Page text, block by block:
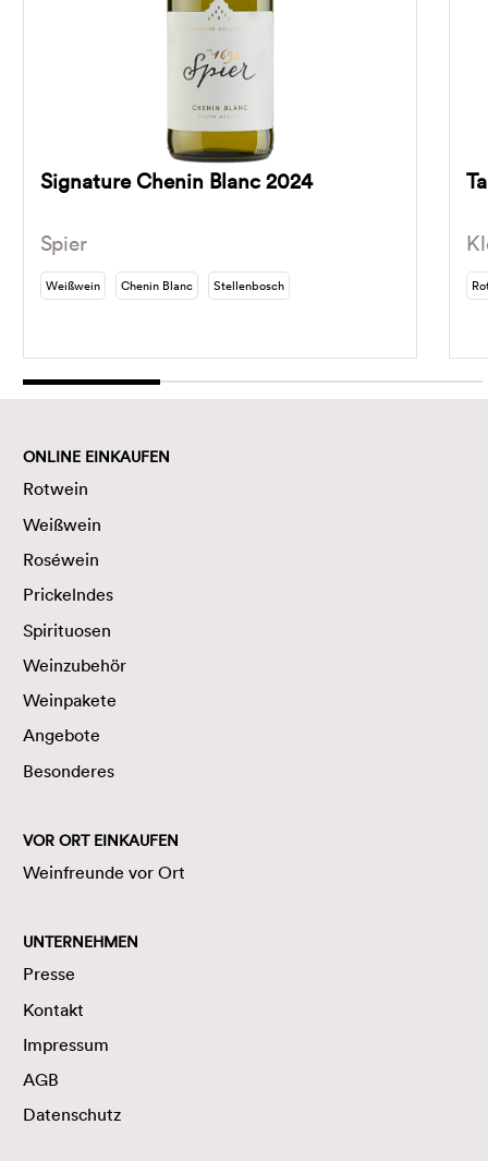
Signature Chenin Blanc 2024
Spier
Weißwein Chenin Blanc Stellenbosch
ONLINE EINKAUFEN
Rotwein
Weißwein
Roséwein
Prickelndes
Spirituosen
Weinzubehör
Weinpakete
Angebote
Besonderes
VOR ORT EINKAUFEN
Weinfreunde vor Ort
UNTERNEHMEN
Presse
Kontakt
Impressum
AGB
Datenschutz